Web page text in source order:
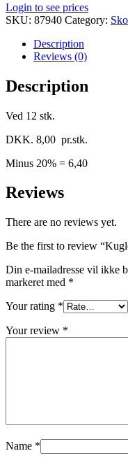
Login to see prices
SKU: 87940 Category:
Description
Reviews (0)
Description
Ved 12 stk.
DKK. 8,00 pr.stk.
Minus 20% = 6,40
Reviews
There are no reviews yet.
Be the first to review
Din e-mailadresse vil ikke
markeret med *
Your rating *
Your review *
Name *